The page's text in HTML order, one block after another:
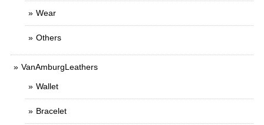
Wear
Others
VanAmburgLeathers
Wallet
Bracelet